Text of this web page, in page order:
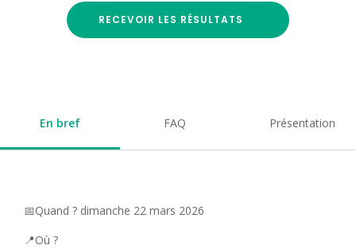
RECEVOIR LES RÉSULTATS
En bref FAQ Présentation
📅Quand ? dimanche 22 mars 2026
📍Où ?